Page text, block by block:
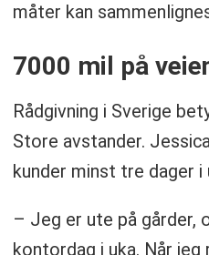
måter kan
7000 mil på
Rådgivning i Sverige
Store avstander.
kunder minst tre dager
– Jeg er ute på gårder,
kontordag i uka. Når jeg